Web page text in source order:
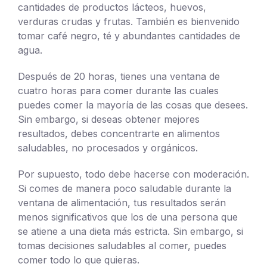
cantidades de productos lácteos, huevos,
verduras crudas y frutas. También es bienvenido
tomar café negro, té y abundantes cantidades de
agua.
Después de 20 horas, tienes una ventana de
cuatro horas para comer durante las cuales
puedes comer la mayoría de las cosas que desees.
Sin embargo, si deseas obtener mejores
resultados, debes concentrarte en alimentos
saludables, no procesados y orgánicos.
Por supuesto, todo debe hacerse con moderación.
Si comes de manera poco saludable durante la
ventana de alimentación, tus resultados serán
menos significativos que los de una persona que
se atiene a una dieta más estricta. Sin embargo, si
tomas decisiones saludables al comer, puedes
comer todo lo que quieras.